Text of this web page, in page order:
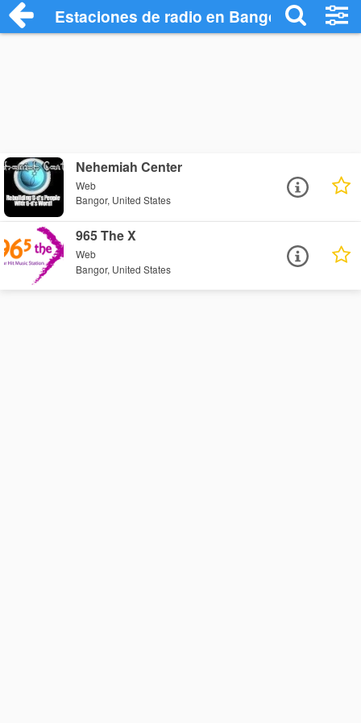
Estaciones de radio en Bangor -
Nehemiah Center
Web
Bangor, United States
965 The X
Web
Bangor, United States